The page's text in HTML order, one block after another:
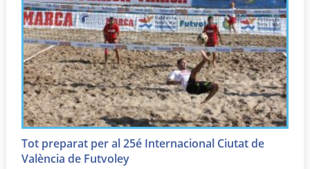
Tot preparat per al 25é Internacional Ciutat de
València de Futvoley